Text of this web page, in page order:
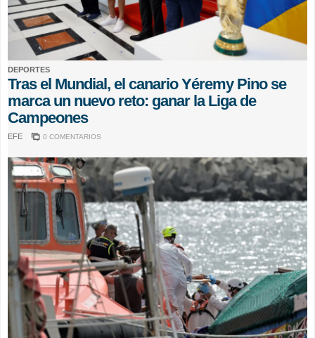
DEPORTES
Tras el Mundial, el canario Yéremy Pino se
marca un nuevo reto: ganar la Liga de
Campeones
EFE 0 COMENTARIOS